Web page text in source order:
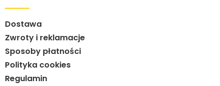
Dostawa
Zwroty i reklamacje
Sposoby płatności
Polityka cookies
Regulamin